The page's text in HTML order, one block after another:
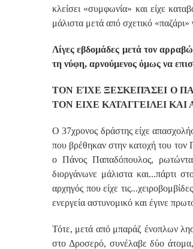
κλείσει «συμφωνία» και είχε
μάλιστα μετά από σχετικό «παζάρι»
Λίγες εβδομάδες μετά τον
τη νύφη, αρνούμενος όμως να
ΤΟΝ ΕΊΧΕ ΞΕΣΚΕΠΆΣΕΙ Ο
ΤΟΝ ΕΙΧΕ ΚΑΤΑΓΓΕΙΛΕΙ
Ο 37χρονος δράστης είχε
που βρέθηκαν στην κατοχή του τον
ο Πάνος Παπαδόπουλος,
διοργάνωνε μάλιστα και...πάρτι
αρχηγός που είχε
ενεργεία αστυνομικό και έγινε
Τότε, μετά από μπαράζ ένοπλων
στο Δροσερό, συνέλαβε δύο